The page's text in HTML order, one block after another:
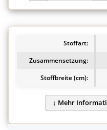
Stoffart:
Zusammensetzung:
Stoffbreite (cm):